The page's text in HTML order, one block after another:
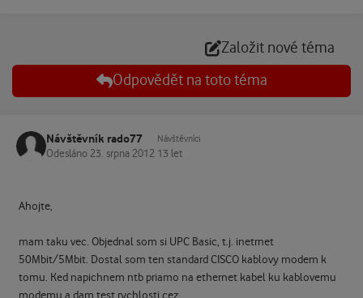
Založit nové téma
Odpovědět na toto téma
Návštěvník rado77 Návštěvníci
Odesláno 23. srpna 2012 13 let
Ahojte,
mam taku vec. Objednal som si UPC Basic, t.j. inetrnet
50Mbit/5Mbit. Dostal som ten standard CISCO kablovy modem k
tomu. Ked napichnem ntb priamo na ethernet kabel ku kablovemu